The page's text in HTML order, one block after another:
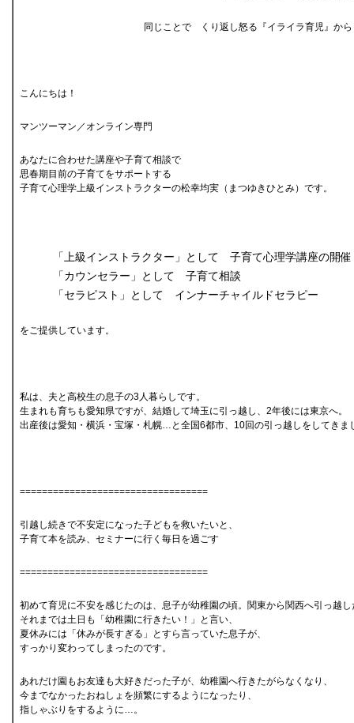
同じことで くり返し怒る『イライラ育児』か
こんにちは！
マンツーマン／オンライン専門
あなたに合わせた講座や子育て相談で
思春期目前の子育てをサポートする
子育て心理学上級インストラクターの松幸均実（まつゆきひとみ）です。
「上級インストラクター」として 子育て心理学講座の開催
「カウンセラー」として 子育て相談
「セラピスト」として インナーチャイルドセラピー
をご提供しています。
私は、夫と高校生の息子の3人暮らしです。
生まれも育ちも愛知県ですが、結婚して埼玉に引っ越し、2年後には東京へ。
出産後は愛知・横浜・宝塚・札幌…と全国6都市、10回の引っ越しをしてきま
==================================
引越し続きで不安定になった子どもを救いたいと、
子育て本を読み、セミナーに行く毎日を過ごす
==================================
初めて育児に不安を感じたのは、息子が幼稚園の頃。関東から関西へ引っ越
それまでは土日も「幼稚園に行きたい！」と言い、
夏休みには「休みが長すぎる」とすら言っていた息子が、
すっかり変わってしまったのです。
あれだけ園もお友達も大好きだった子が、幼稚園へ行きたがらなくなり、
今までなかったおねしょを頻繁にするようになったり、
指しゃぶりをするように…。